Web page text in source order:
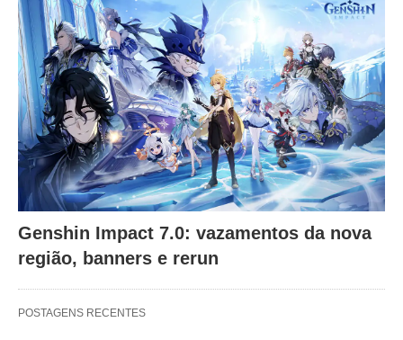
Genshin Impact 7.0: vazamentos da nova
região, banners e rerun
POSTAGENS RECENTES